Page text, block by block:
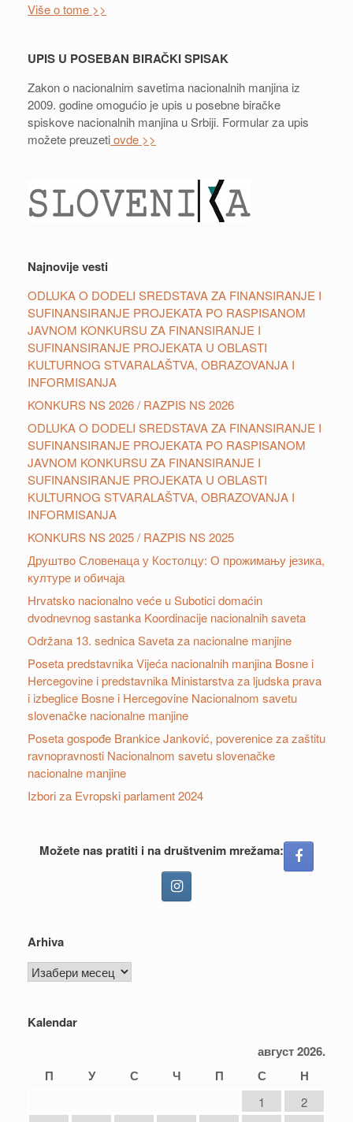
Više o tome >>
UPIS U POSEBAN BIRAČKI SPISAK
Zakon o nacionalnim savetima nacionalnih manjina iz
2009. godine omogućio je upis u posebne biračke
spiskove nacionalnih manjina u Srbiji. Formular za upis
možete preuzetiovde >>
Najnovije vesti
ODLUKA O DODELI SREDSTAVA ZA FINANSIRANJE I
SUFINANSIRANJE PROJEKATA PO RASPISANOM
JAVNOM KONKURSU ZA FINANSIRANJE I
SUFINANSIRANJE PROJEKATA U OBLASTI
KULTURNOG STVARALAŠTVA, OBRAZOVANJA I
INFORMISANJA
KONKURS NS 2026 / RAZPIS NS 2026
ODLUKA O DODELI SREDSTAVA ZA FINANSIRANJE I
SUFINANSIRANJE PROJEKATA PO RASPISANOM
JAVNOM KONKURSU ZA FINANSIRANJE I
SUFINANSIRANJE PROJEKATA U OBLASTI
KULTURNOG STVARALAŠTVA, OBRAZOVANJA I
INFORMISANJA
KONKURS NS 2025 / RAZPIS NS 2025
Друштвo Словенаца у Костолцу: О прожимању језика,
културе и обичаја
Hrvatsko nacionalno veće u Subotici domaćin
dvodnevnog sastanka Koordinacije nacionalnih saveta
Održana 13. sednica Saveta za nacionalne manjine
Poseta predstavnika Vijeća nacionalnih manjina Bosne i
Hercegovine i predstavnika Ministarstva za ljudska prava
i izbeglice Bosne i Hercegovine Nacionalnom savetu
slovenačke nacionalne manjine
Poseta gospođe Brankice Janković, poverenice za zaštitu
ravnopravnosti Nacionalnom savetu slovenačke
nacionalne manjine
Izbori za Evropski parlament 2024
Možete nas pratiti i na društvenim mrežama:
Arhiva
Arhiva
Kalendar
август 2026.
П
У С Ч П С Н
1
2